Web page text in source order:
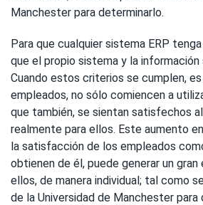
Manchester para determinarlo.
Para que cualquier sistema ERP
que el propio sistema y la información
Cuando estos criterios se cumplen,
empleados, no sólo comiencen a
que también, se sientan satisfechos
realmente para ellos. Este aumento
la satisfacción de los empleados
obtienen de él, puede generar un
ellos, de manera individual; tal como
de la Universidad de Manchester